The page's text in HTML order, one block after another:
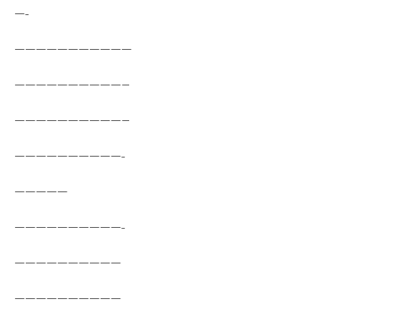
—-
———————————
——————————–
——————————–
——————————-
—————
——————————-
——————————
——————————